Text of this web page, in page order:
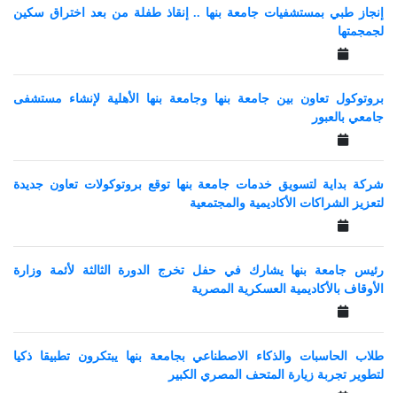
إنجاز طبي بمستشفيات جامعة بنها .. إنقاذ طفلة من بعد اختراق سكين
لجمجمتها
بروتوكول تعاون بين جامعة بنها وجامعة بنها الأهلية لإنشاء مستشفى
جامعي بالعبور
شركة بداية لتسويق خدمات جامعة بنها توقع بروتوكولات تعاون جديدة
لتعزيز الشراكات الأكاديمية والمجتمعية
رئيس جامعة بنها يشارك في حفل تخرج الدورة الثالثة لأئمة وزارة
الأوقاف بالأكاديمية العسكرية المصرية
طلاب الحاسبات والذكاء الاصطناعي بجامعة بنها يبتكرون تطبيقا ذكيا
لتطوير تجربة زيارة المتحف المصري الكبير